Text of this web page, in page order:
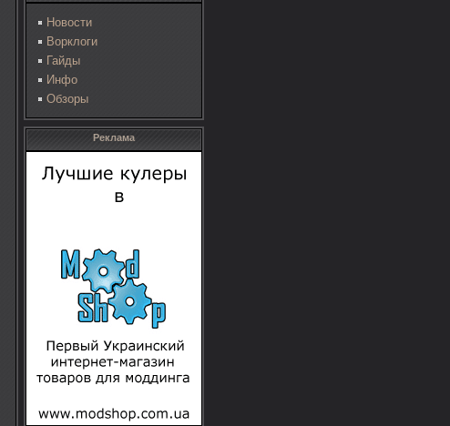
Новости
Ворклоги
Гайды
Инфо
Обзоры
Реклама